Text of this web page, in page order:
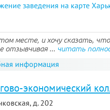
заведения на карте
месте, и хочу сказать,
отзывчивая ... читать
информация
экономический
д. 202